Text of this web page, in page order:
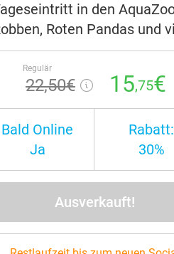
in den
Roten Pandas und
Regulär
22,50€ 15,75€
Bald Online
Ja
Rabatt:
30%
Ausverkauft!